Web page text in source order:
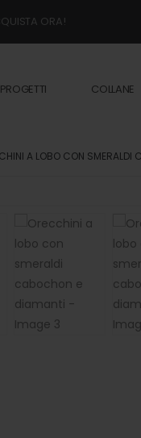
ORA!
COLLANE
A LOBO CON SMERALDI